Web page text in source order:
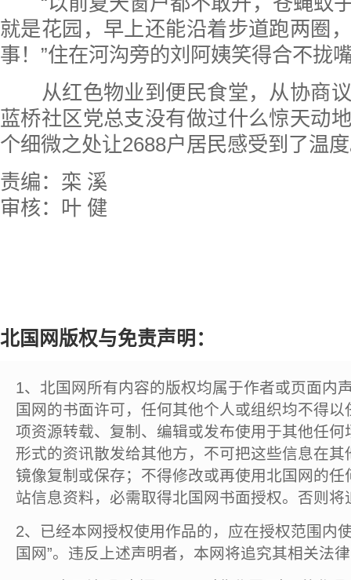
就是花园，早上还能沿着步道跑两圈
事！”住在河沟旁的刘阿姨笑得合不拢
从红色物业到便民食堂，从协商议
蓝桥社区党总支没有做过什么惊天动
个细微之处让2688户居民感受到了温
责编：栾 溪
审核：叶 健
北国网版权与免责声明：
1、北国网所有内容的版权均属于作者或页面内
国网的书面许可，任何其他个人或组织均不得
项资源转载、复制、编辑或发布使用于其他任
形式的资讯散发给其他方，不可把这些信息在
镜像复制或保存；不得修改或再使用北国网的
站信息资料，必需取得北国网书面授权。否则将
2、已经本网授权使用作品的，应在授权范围内
国网”。违反上述声明者，本网将追究其相关法